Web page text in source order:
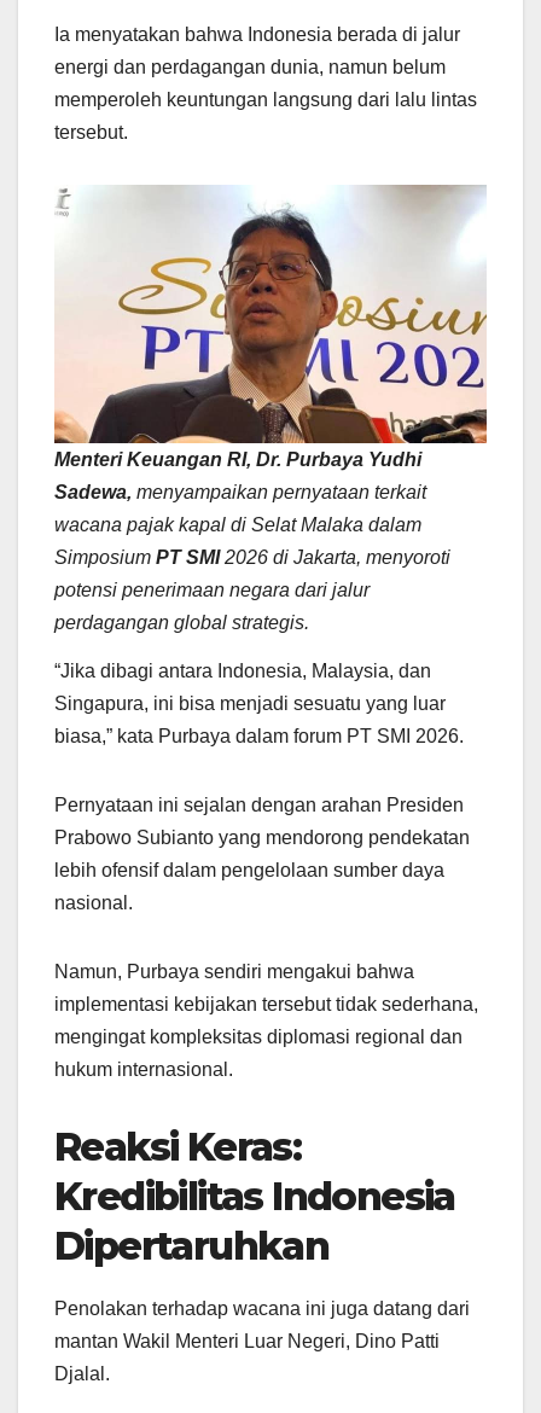
Ia menyatakan bahwa Indonesia berada di jalur
energi dan perdagangan dunia, namun belum
memperoleh keuntungan langsung dari lalu lintas
tersebut.
Menteri Keuangan RI, Dr. Purbaya Yudhi
Sadewa, menyampaikan pernyataan terkait
wacana pajak kapal di Selat Malaka dalam
Simposium PT SMI2026 di Jakarta, menyoroti
potensi penerimaan negara dari jalur
perdagangan global strategis.
“Jika dibagi antara Indonesia, Malaysia, dan
Singapura, ini bisa menjadi sesuatu yang luar
biasa,” kata Purbaya dalam forum PT SMI 2026.
Pernyataan ini sejalan dengan arahan Presiden
Prabowo Subianto yang mendorong pendekatan
lebih ofensif dalam pengelolaan sumber daya
nasional.
Namun, Purbaya sendiri mengakui bahwa
implementasi kebijakan tersebut tidak sederhana,
mengingat kompleksitas diplomasi regional dan
hukum internasional.
Reaksi Keras:
Kredibilitas Indonesia
Dipertaruhkan
Penolakan terhadap wacana ini juga datang dari
mantan Wakil Menteri Luar Negeri, Dino Patti
Djalal.